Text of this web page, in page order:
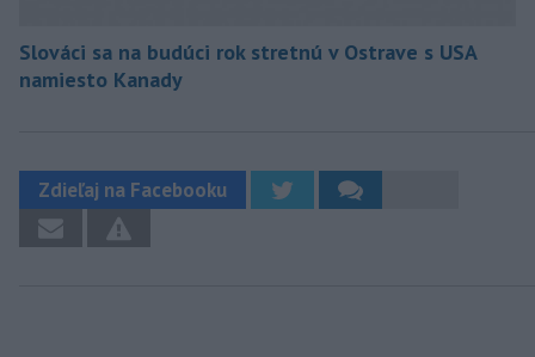
Slováci sa na budúci rok stretnú v Ostrave s USA
namiesto Kanady
Zdieľaj na Facebooku